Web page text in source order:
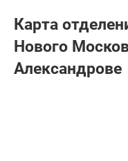
Карта
Нового
Александрове